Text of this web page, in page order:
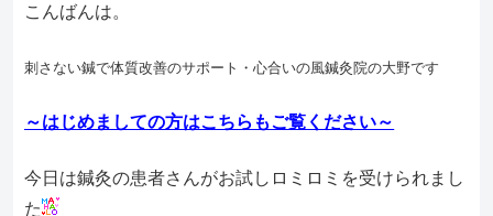
こんばんは。
刺さない鍼で体質改善のサポート・心合いの風鍼灸院の大野です
～はじめましての方はこちらもご覧ください～
今日は鍼灸の患者さんがお試しロミロミを受けられまし
た